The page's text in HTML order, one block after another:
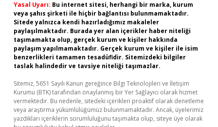
Yasal Uyarı: Bu internet sitesi, herhangi bir marka, kurum
veya şahıs şirketi ile hiçbir bağlantısı bulunmamaktadır.
Sitede yalnızca kendi hazırladığımız makaleler
paylaşılmaktadır. Burada yer alan içerikler haber niteliği
taşımamakta olup, gerçek kurum ve kişiler hakkında
paylaşım yapılmamaktadır. Gerçek kurum ve kişiler ile isim
benzerlikleri tamamen tesadüfidir. Sitemizdeki bilgiler
taslak halindedir ve tavsiye niteliği taşımazlar.
Sitemiz, 5651 Sayılı Kanun gereğince Bilgi Teknolojileri ve İletişim
Kurumu (BTK) tarafından onaylanmış bir Yer Sağlayıcı olarak hizmet
vermektedir. Bu nedenle, sitedeki içerikleri proaktif olarak denetleme
veya araştırma yükümlülüğümüz bulunmamaktadır. Ancak, üyelerimiz
yazdıkları içeriklerin sorumluluğunu taşımakta olup, siteye üye olarak